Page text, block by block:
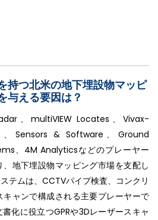
持つ北米の地下埋設物マッピ
与える要因は？
、multiVIEW Locates、Vivax-
Sensors & Software、Ground
、4M Analyticsなどのプレーヤー
地下埋設物マッピング市場を支配し
テムは、CCTVパイプ検査、コンクリ
ャンで構成される主要プレーヤーで
化に役立つGPRや3Dレーザースキャ